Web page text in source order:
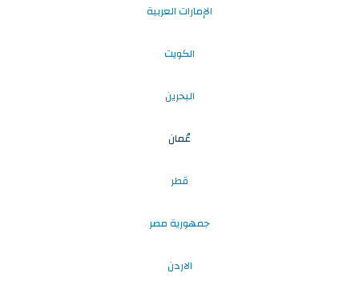
الإمارات العربية
الكويت
البحرين
عُمان
قطر
جمهورية مصر
الاردن